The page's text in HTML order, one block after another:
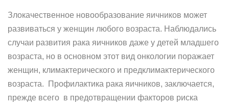
Злокачественное новообразование яичников может
развиваться у женщин любого возраста. Наблюдались
случаи развития рака яичников даже у детей младшего
возраста, но в основном этот вид онкологии поражает
женщин, климактерического и предклимактерического
возраста. Профилактика рака яичников, заключается,
прежде всего в предотвращении факторов риска